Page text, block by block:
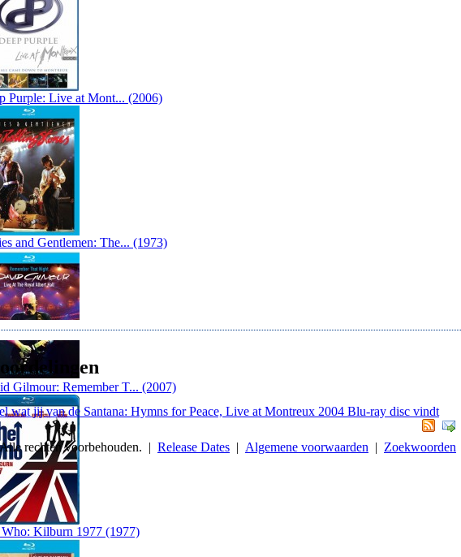
Purple: Live at Mont... (2006)
and Gentlemen: The... (1973)
Gilmour: Remember T... (2007)
Kilburn 1977 (1977)
wat jij van de Santana: Hymns for Peace, Live at Montreux 2004 Blu-ray disc vindt
rechten voorbehouden. | Release Dates | Algemene voorwaarden | Zoekwoorden